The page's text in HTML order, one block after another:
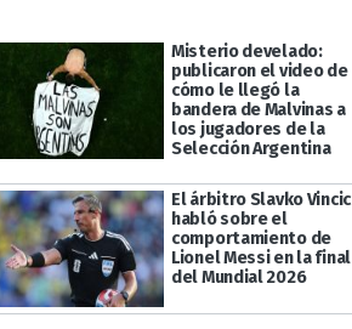
Misterio develado:
publicaron el video de
cómo le llegó la
bandera de Malvinas a
los jugadores de la
Selección Argentina
El árbitro Slavko Vincic
habló sobre el
comportamiento de
Lionel Messi en la final
del Mundial 2026